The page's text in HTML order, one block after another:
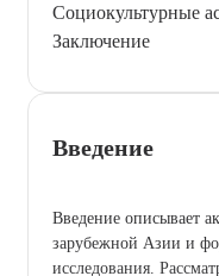
Социокультурные
Заключение
Введение
Введение описывает
зарубежной Азии и
исследования.